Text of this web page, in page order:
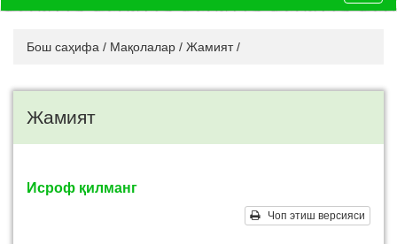
Бош саҳифа / Мақолалар / Жамият /
Жамият
Исроф қилманг
Чоп этиш версияси